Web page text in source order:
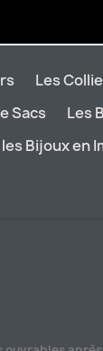
Les
Sacs
Les
Bijoux en